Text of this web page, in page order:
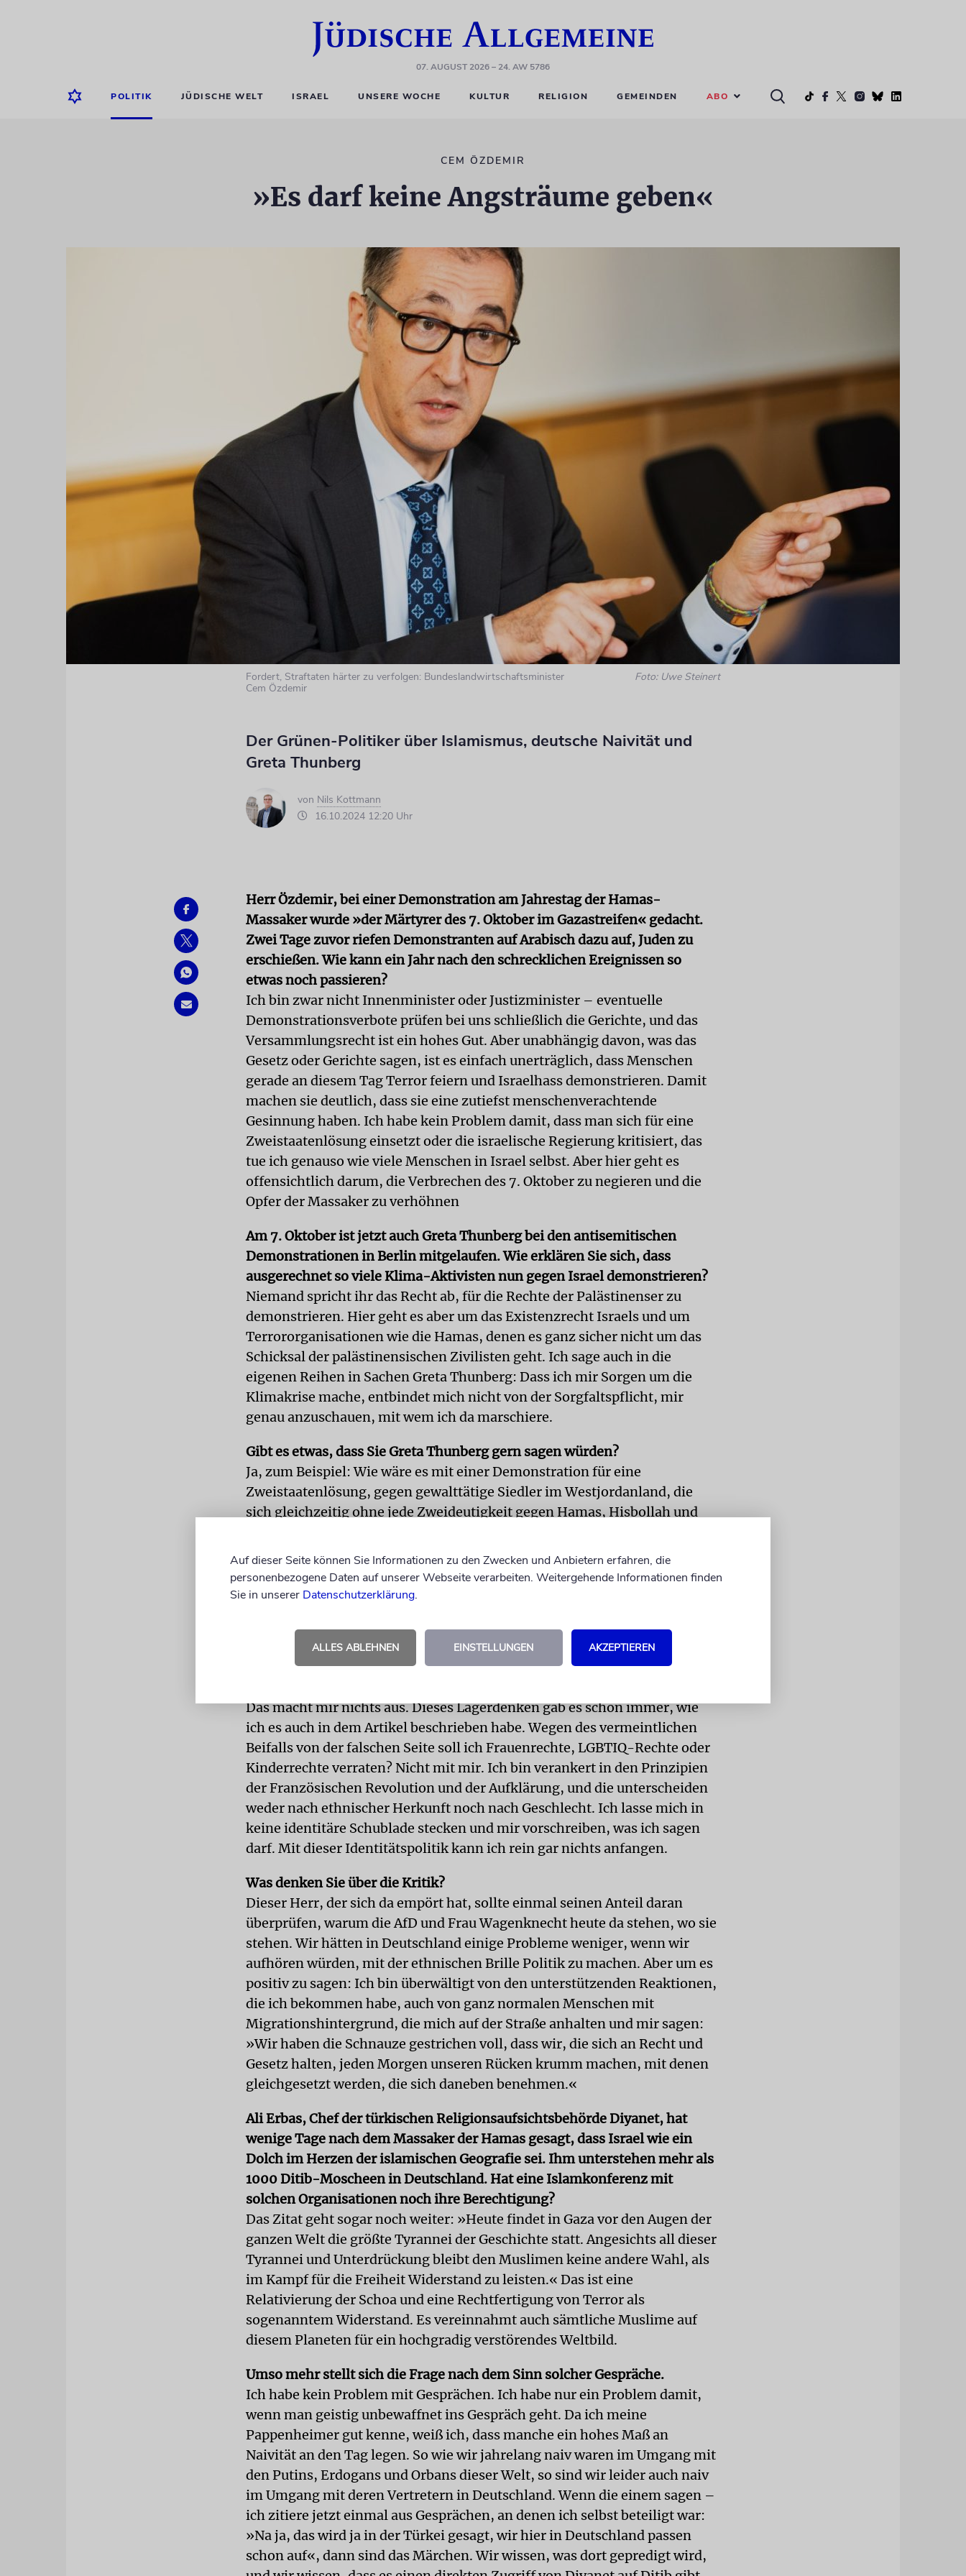
07. AUGUST 2026– 24. AW 5786
POLITIK JÜDISCHE WELT ISRAEL UNSERE WOCHE KULTUR RELIGION GEMEINDEN ABO
CEM ÖZDEMIR
»Es darf keine Angsträume geben«
Fordert, Straftaten härter zu verfolgen: Bundeslandwirtschaftsminister
Cem Özdemir
Foto: Uwe Steinert
Der Grünen-Politiker über Islamismus, deutsche Naivität und
Greta Thunberg
von Nils Kottmann
16.10.2024 12:20 Uhr
Herr Özdemir, bei einer Demonstration am Jahrestag der Hamas-
Massaker wurde »der Märtyrer des 7. Oktober im Gaza­streifen« gedacht.
Zwei Tage zuvor riefen Demonstranten auf Arabisch dazu auf, Juden zu
erschießen. Wie kann ein Jahr nach den schrecklichen Ereignissen so
etwas noch passieren?
Ich bin zwar nicht Innenminister oder Justizminister – eventuelle
Demonstrationsverbote prüfen bei uns schließlich die Gerichte, und das
Versammlungsrecht ist ein hohes Gut. Aber unabhängig davon, was das
Gesetz oder Gerichte sagen, ist es einfach unerträglich, dass Menschen
gerade an diesem Tag Terror feiern und Israelhass demonstrieren. Damit
machen sie deutlich, dass sie eine zutiefst menschenverachtende
Gesinnung haben. Ich habe kein Problem damit, dass man sich für eine
Zweistaatenlösung einsetzt oder die israelische Regierung kritisiert, das
tue ich genauso wie viele Menschen in Israel selbst. Aber hier geht es
offensichtlich darum, die Verbrechen des 7. Oktober zu negieren und die
Opfer der Massaker zu verhöhnen
Am 7. Oktober ist jetzt auch Greta Thunberg bei den antisemitischen
Demonstrationen in Berlin mitgelaufen. Wie erklären Sie sich, dass
ausgerechnet so viele Klima-Aktivisten nun gegen Israel demonstrieren?
Niemand spricht ihr das Recht ab, für die Rechte der Palästinenser zu
demonstrieren. Hier geht es aber um das Existenzrecht Israels und um
Terrororganisationen wie die Hamas, denen es ganz sicher nicht um das
Schicksal der palästinensischen Zivilisten geht. Ich sage auch in die
eigenen Reihen in Sachen Greta Thunberg: Dass ich mir Sorgen um die
Klimakrise mache, entbindet mich nicht von der Sorgfaltspflicht, mir
genau anzuschauen, mit wem ich da marschiere.
Gibt es etwas, dass Sie Greta Thunberg gern sagen würden?
Ja, zum Beispiel: Wie wäre es mit einer Demonstration für eine
Zweistaatenlösung, gegen gewalttätige Siedler im Westjordanland, die
sich gleichzeitig ohne jede Zweideutigkeit gegen Hamas, Hisbollah und
abnehmen, dass es ihr um die Menschenrechte geht. Solange dies nicht der
Fall ist, stehen wir auf unterschiedlichen Seiten der Barrikade.
Zeitung« eine konsequentere Migrationspolitik gefordert haben,
unterstellten Kritiker wie der Berliner SPD-Politiker Orkan Özdemir
Ihnen, Sie würden als »migrantisierter Politiker umfallen«. Ärgert Sie
Das macht mir nichts aus. Dieses Lagerdenken gab es schon immer, wie
ich es auch in dem Artikel beschrieben habe. Wegen des vermeintlichen
Beifalls von der falschen Seite soll ich Frauenrechte, LGBTIQ-Rechte oder
Kinderrechte verraten? Nicht mit mir. Ich bin verankert in den Prinzipien
der Französischen Revolution und der Aufklärung, und die unterscheiden
weder nach ethnischer Herkunft noch nach Geschlecht. Ich lasse mich in
keine identitäre Schublade stecken und mir vorschreiben, was ich sagen
darf. Mit dieser Identitätspolitik kann ich rein gar nichts anfangen.
Was denken Sie über die Kritik?
Dieser Herr, der sich da empört hat, sollte einmal seinen Anteil daran
überprüfen, warum die AfD und Frau Wagenknecht heute da stehen, wo sie
stehen. Wir hätten in Deutschland einige Probleme weniger, wenn wir
aufhören würden, mit der ethnischen Brille Politik zu machen. Aber um es
positiv zu sagen: Ich bin überwältigt von den unterstützenden Reaktionen,
die ich bekommen habe, auch von ganz normalen Menschen mit
Migrationshintergrund, die mich auf der Straße anhalten und mir sagen:
»Wir haben die Schnauze gestrichen voll, dass wir, die sich an Recht und
Gesetz halten, jeden Morgen unseren Rücken krumm machen, mit denen
gleichgesetzt werden, die sich daneben benehmen.«
Ali Erbas, Chef der türkischen Religionsaufsichtsbehörde Diyanet, hat
wenige Tage nach dem Massaker der Hamas gesagt, dass Israel wie ein
Dolch im Herzen der islamischen Geografie sei. Ihm unterstehen mehr als
1000 Ditib-Moscheen in Deutschland. Hat eine Islamkonferenz mit
solchen Organisationen noch ihre Berechtigung?
Das Zitat geht sogar noch weiter: »Heute findet in Gaza vor den Augen der
ganzen Welt die größte Tyrannei der Geschichte statt. Angesichts all dieser
Tyrannei und Unterdrückung bleibt den Muslimen keine andere Wahl, als
im Kampf für die Freiheit Widerstand zu leisten.« Das ist eine
Relativierung der Schoa und eine Rechtfertigung von Terror als
sogenanntem Widerstand. Es vereinnahmt auch sämtliche Muslime auf
diesem Planeten für ein hochgradig verstörendes Weltbild.
Umso mehr stellt sich die Frage nach dem Sinn solcher Gespräche.
Ich habe kein Problem mit Gesprächen. Ich habe nur ein Problem damit,
wenn man geistig unbewaffnet ins Gespräch geht. Da ich meine
Pappenheimer gut kenne, weiß ich, dass manche ein hohes Maß an
Naivität an den Tag legen. So wie wir jahrelang naiv waren im Umgang mit
den Putins, Erdogans und Orbans dieser Welt, so sind wir leider auch naiv
im Umgang mit deren Vertretern in Deutschland. Wenn die einem sagen –
ich zitiere jetzt einmal aus Gesprächen, an denen ich selbst beteiligt war:
»Na ja, das wird ja in der Türkei gesagt, wir hier in Deutschland passen
schon auf«, dann sind das Märchen. Wir wissen, was dort gepredigt wird,
Auf dieser Seite können Sie Informationen zu den Zwecken und Anbietern erfahren, die
personenbezogene Daten auf unserer Webseite verarbeiten. Weitergehende Informationen finden
Sie in unserer Datenschutzerklärung.
ALLES ABLEHNEN EINSTELLUNGEN AKZEPTIEREN